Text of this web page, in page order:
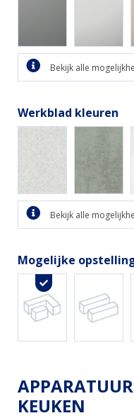
Bekijk alle
Werkblad kleuren
Bekijk alle
Mogelijke
KEUKEN